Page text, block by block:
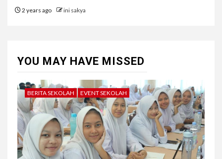
2 years ago ini sakya
YOU MAY HAVE MISSED
BERITA SEKOLAH EVENT SEKOLAH